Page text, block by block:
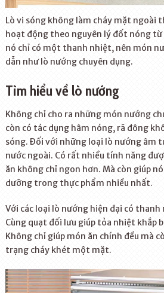
Lò vi sóng không làm cháy mặt ngoài
hoạt động theo nguyên lý đốt nóng từ
nó chỉ có một thanh nhiệt, nên món
dẫn như lò nướng chuyên dụng.
Tìm hiểu về lò nướng
Không chỉ cho ra những món nướng
còn có tác dụng hâm nóng, rã đông
sóng. Đối với những loại lò nướng âm
nước ngoài. Có rất nhiều tính năng
ăn không chỉ ngon hơn. Mà còn giúp
dưỡng trong thực phẩm nhiều nhất.
Với các loại lò nướng hiện đại có
Cùng quạt đối lưu giúp tỏa nhiệt khắp
Không chỉ giúp món ăn chính đều mà
trạng cháy khét một mặt.